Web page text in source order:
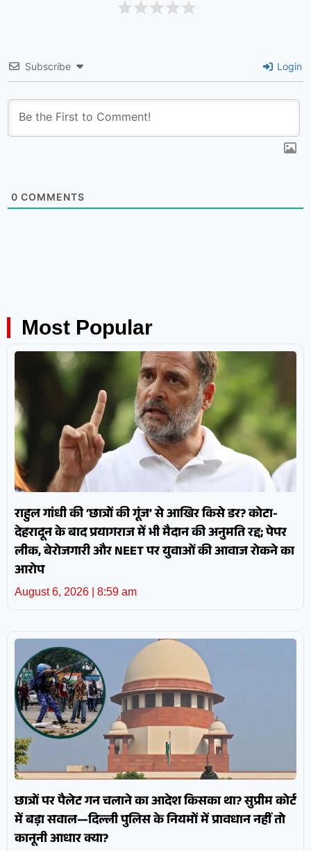
Subscribe Login
0 COMMENTS
Most Popular
राहुल गांधी की ‘छात्रों की गूंज’ से आखिर किसे डर? कोटा-
देहरादून के बाद प्रयागराज में भी मैदान की अनुमति रद्द; पेपर
लीक, बेरोजगारी और NEET पर युवाओं की आवाज रोकने का
आरोप
August 6, 2026 8:59 am
छात्रों पर पैलेट गन चलाने का आदेश किसका था? सुप्रीम कोर्ट
में बड़ा सवाल—दिल्ली पुलिस के नियमों में प्रावधान नहीं तो
कानूनी आधार क्या?